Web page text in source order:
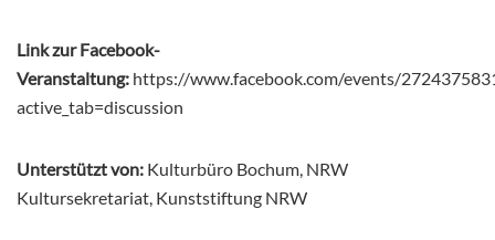
Link zur Facebook-
Veranstaltung: https://www.facebook.com/events/
active_tab=discussion
Unterstützt von: Kulturbüro Bochum, NRW
Kultursekretariat, Kunststiftung NRW